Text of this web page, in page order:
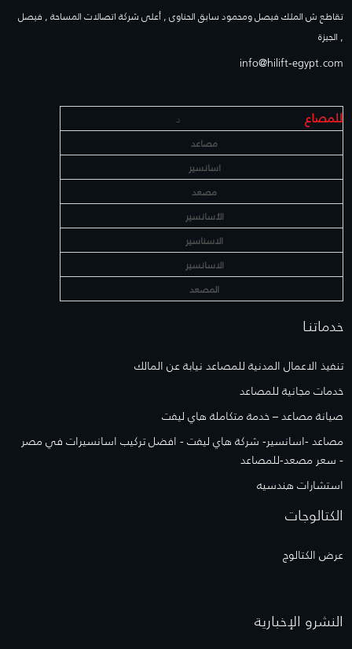
تقاطع ش الملك فيصل ومحمود سابق الحناوى , أعلى شركة اتصالات المساحة , فيصل
, الجيزة
info@hilift-egypt.com
للمصاع
د
مصاعد
اسانسير
مصعد
الأسانسير
الاسناسير
الاسانسير
المصعد
خدماتنـا
تنفيذ الاعمال المدنية للمصاعد نيابة عن المالك
خدمات مجانية للمصاعد
صيانة مصاعد – خدمة متكاملة هاي ليفت
مصاعد -اسانسير- شركة هاي ليفت - افضل تركيب اسانسيرات في مصر
- سعر مصعد-للمصاعد
استشارات هندسيه
الكتالوجات
عرض الكتالوج
النشرو الإخبارية